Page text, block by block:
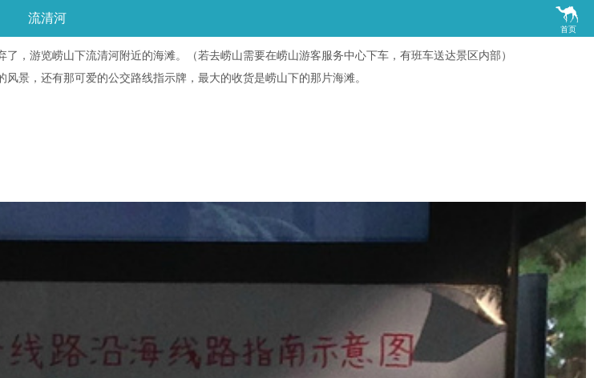

首页
流清河
，游览崂山下流清河附近的海滩。（若去崂山需要在崂山游客服务中心下车，有班车送达景区内部）
景，还有那可爱的公交路线指示牌，最大的收货是崂山下的那片海滩。